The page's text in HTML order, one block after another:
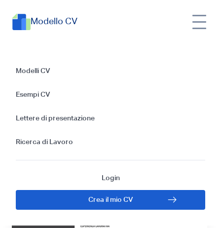
Modello CV
Modelli CV
Esempi CV
Lettere di presentazione
Ricerca di Lavoro
Login
Crea il mio CV
Curriculum da
agente immobiliare |
Esempi, formati e
accorgimenti utili